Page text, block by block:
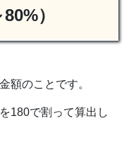
）
額のことです。
180で割って算出し